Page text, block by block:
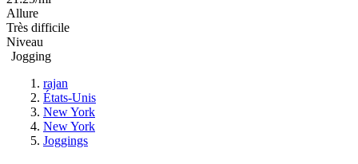
Allure
Très difficile
Niveau
Jogging
rajan
États-Unis
New York
New York
Joggings